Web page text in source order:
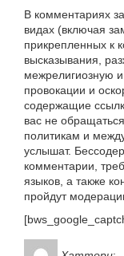
В комментариях
видах (включая
прикрепленных к
высказывания,
межрелигиозную
провокации и
содержащие
вас не
политикам и
услышат.
комментарии,
языков, а также
пройдут